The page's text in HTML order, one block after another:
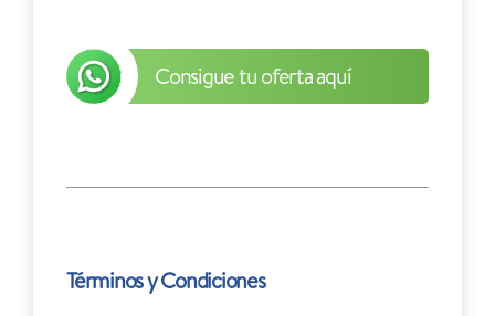
Consigue tu oferta aquí
Términos y Condiciones